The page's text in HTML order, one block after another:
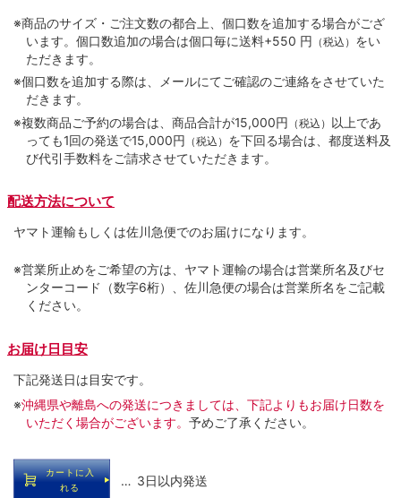
※商品のサイズ・ご注文数の都合上、個口数を追加する場合がござ
います。個口数追加の場合は個口毎に送料+550 円 （税込） をい
ただきます。
※個口数を追加する際は、メールにてご確認のご連絡をさせていた
だきます。
※複数商品ご予約の場合は、商品合計が15,000円 （税込） 以上であ
っても1回の発送で15,000円 （税込） を下回る場合は、都度送料及
び代引手数料をご請求させていただきます。
配送方法について
ヤマト運輸もしくは佐川急便でのお届けになります。
※営業所止めをご希望の方は、ヤマト運輸の場合は営業所名及びセ
ンターコード（数字6桁）、佐川急便の場合は営業所名をご記載
ください。
お届け日目安
下記発送日は目安です。
※沖縄県や離島への発送につきましては、下記よりもお届け日数を
いただく場合がございます。 予めご了承ください。
カートに入
れる
… 3日以内発送